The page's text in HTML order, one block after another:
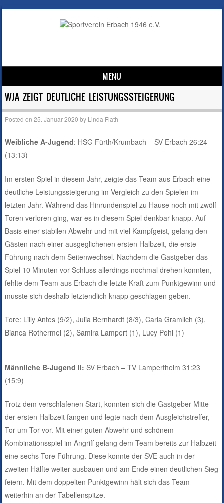
MENU
Skip to content
WJA ZEIGT DEUTLICHE LEISTUNGSSTEIGERUNG
Posted on25. Januar 2020 by Linda Flath
Weibliche A-Jugend: HSG Fürth/Krumbach – SV Erbach 26:24
(13:13)
Im ersten Spiel in diesem Jahr, zeigte das Team aus Erbach eine
deutliche Leistungssteigerung im Vergleich zu den Spielen im
letzten Jahr. Während das Hinrundenspiel zu Hause noch mit zwölf
Toren verloren ging, war es in diesem Spiel denkbar knapp. Auf
Basis einer stabilen Abwehr und mit viel Kampfgeist, gelang den
Gästen nach einer ausgeglichenen ersten Halbzeit, die erste
Führung nach dem Seitenwechsel. Nachdem die Gastgeber das
Spiel 10 Minuten vor Schluss allerdings nochmal drehen konnten,
fehlte dem Team aus Erbach die letzte Kraft zum Punktgewinn und
musste sich deshalb letztendlich knapp geschlagen geben.
Tore: Lilly Antes (9/2), Julia Bernhardt (8/3), Carla Gramlich (3),
Bianca Rothermel (2), Samira Lampert (1), Lucy Pohl (1)
Männliche B-Jugend II: SV Erbach – TV Lampertheim 31:23
(15:9)
Trotz dem verschlafenen Start, konnten sich die Gastgeber Mitte
der ersten Halbzeit fangen und legte nach dem Ausgleichstreffer,
Tor um Tor vor. Mit einer guten Abwehr und schönem
Kombinationsspiel im Angriff gelang dem Team bereits zur Halbzeit
eine sechs Tore Führung. Diese konnte der SVE auch in der
zweiten Hälfte weiter ausbauen und am Ende einen deutlichen Sieg
feiern. Mit dem doppelten Punktgewinn hält sich das Team
weiterhin an der Tabellenspitze.